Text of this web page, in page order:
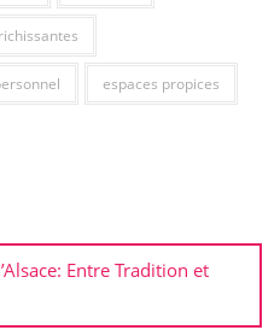
espaces propices
Entre Tradition et